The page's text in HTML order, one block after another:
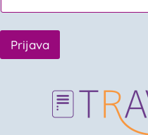
Prijava